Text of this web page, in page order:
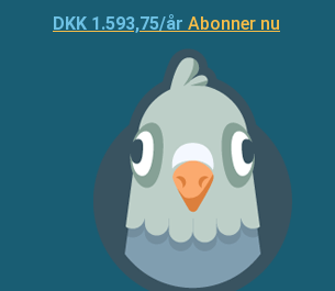
DKK 1.593,75/år Abonner nu